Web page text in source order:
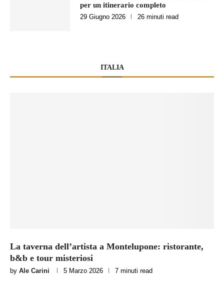
per un itinerario completo
29 Giugno 2026 26 minuti read
ITALIA
La taverna dell’artista a Montelupone: ristorante,
b&b e tour misteriosi
by Ale Carini 5 Marzo 2026 7 minuti read